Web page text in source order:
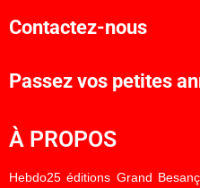
Contactez-nous
Passez vos petites
À PROPOS
Hebdo25 éditions Grand